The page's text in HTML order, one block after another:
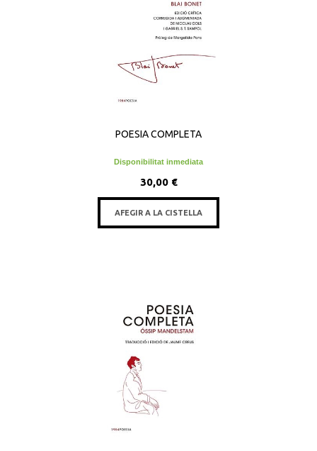
POESIA COMPLETA
Disponibilitat inmediata
30,00 €
AFEGIR A LA CISTELLA